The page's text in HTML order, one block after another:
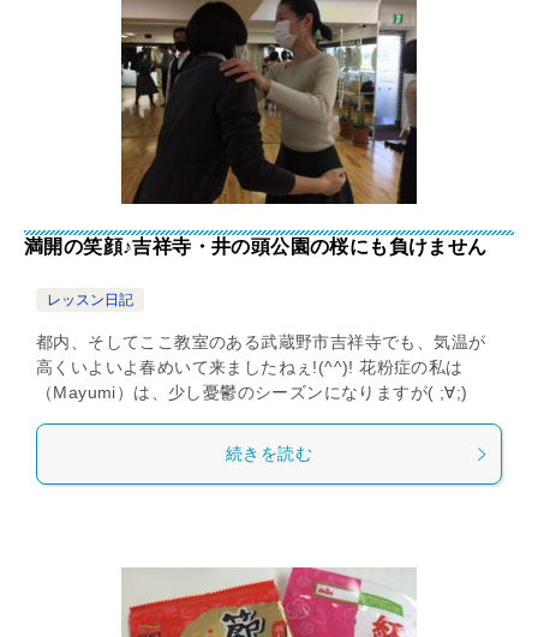
満開の笑顔♪吉祥寺・井の頭公園の桜にも負けません
レッスン日記
都内、そしてここ教室のある武蔵野市吉祥寺でも、気温が
高くいよいよ春めいて来ましたねぇ!(^^)! 花粉症の私は
（Mayumi）は、少し憂鬱のシーズンになりますが( ;∀;)
続きを読む